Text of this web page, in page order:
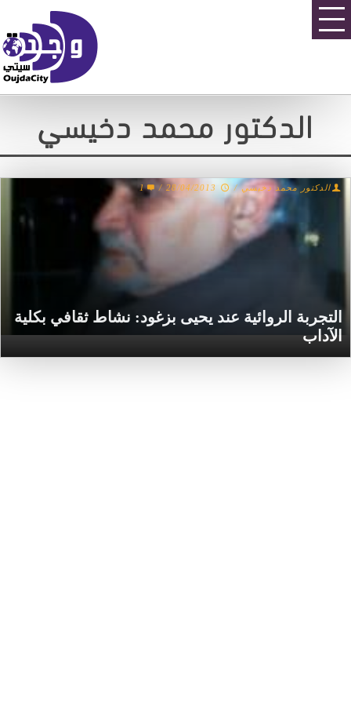
الدكتور محمد دخيسي
التجربة الروائية عند يحيى بزغود: نشاط ثقافي بكلية
الآداب
الدكتور محمد دخيسي /
28/04/2013
/
1